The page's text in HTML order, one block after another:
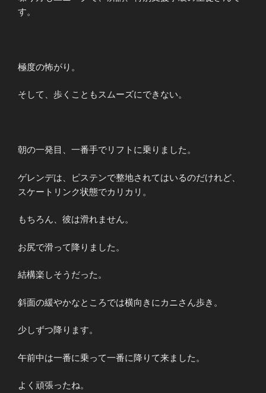
す。
極度の怖がり。
そして、歩くこともスムーズにできない。
朝の一発目、一番手でリフトに乗りました。
ゲレンデは、ピステンで整地されてはいるのだけれど、
スケートリンク状態でカリカリ。
もちろん、彼は滑れません。
お尻で滑って降りました。
結構楽しそうだった。
斜面の緩やかなところでは横向きにカニさん歩き。
少しずつ降ります。
午前中は一番に乗って一番に降りて来ました。
よく頑張ったね。